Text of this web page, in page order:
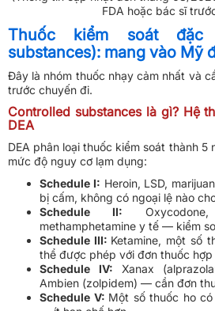
FDA hoặc bác sĩ
Thuốc kiểm soát đặc
substances): mang vào Mỹ
Đây là nhóm thuốc nhạy cảm nhất và
trước chuyến đi.
Controlled substances là gì? Hệ
DEA
DEA phân loại thuốc kiểm soát thành 5
mức độ nguy cơ lạm dụng:
Schedule I: Heroin, LSD,
bị cấm, không có ngoại lệ nào
Schedule II:
methamphetamine y tế — kiểm
Schedule III: Ketamine, một số
thể được phép với đơn thuốc hợp
Schedule IV: Xanax
Ambien (zolpidem) — cần đơn
Schedule V: Một số thuốc ho